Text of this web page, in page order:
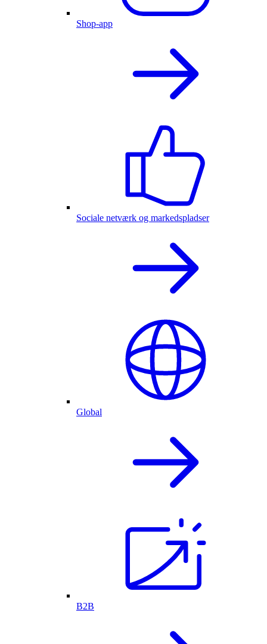
Shop-app
Sociale netværk og markedspladser
Global
B2B